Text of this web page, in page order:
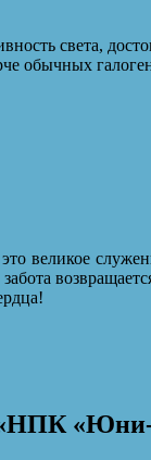
света,
обычных
великое